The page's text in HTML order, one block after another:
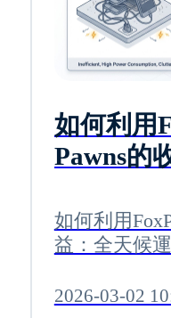
如何利用
Pawns的
如何利用
益：全天候
2026-03-02